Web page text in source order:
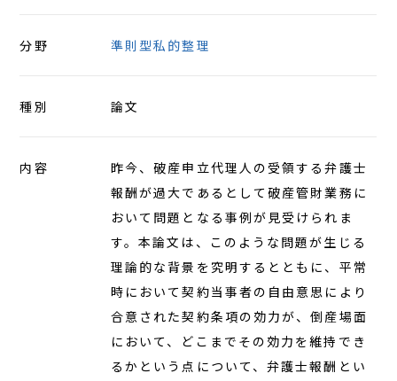
分野 準則型私的整理
種別 論文
内容
昨今、破産申立代理人の受領する弁護士
報酬が過大であるとして破産管財業務に
おいて問題となる事例が見受けられま
す。本論文は、このような問題が生じる
理論的な背景を究明するとともに、平常
時において契約当事者の自由意思により
合意された契約条項の効力が、倒産場面
において、どこまでその効力を維持でき
るかという点について、弁護士報酬とい